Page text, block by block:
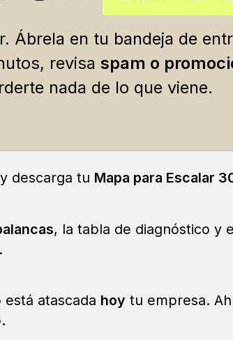
Ábrela en tu bandeja de
revisa spam o
nada de lo que viene.
descarga tu Mapa para Escalar
, la tabla de diagnóstico y
atascada hoy tu empresa.